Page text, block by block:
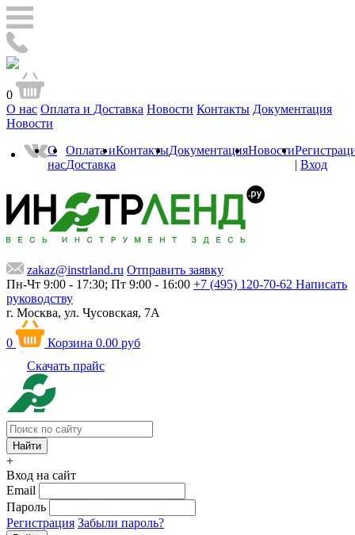
0
О нас Оплата и Доставка Новости Контакты Документация
Новости
О
нас
Оплата и
Доставка
КонтактыДокументацияНовости
| Вход
zakaz@instrland.ru Отправить заявку
Пн-Чт 9:00 - 17:30; Пт 9:00 - 16:00 +7 (495) 120-70-62 Написать
руководству
г. Москва, ул. Чусовская, 7А
0 Корзина 0.00 руб
Скачать прайс
+
Вход на сайт
Email
Пароль
Регистрация Забыли пароль?